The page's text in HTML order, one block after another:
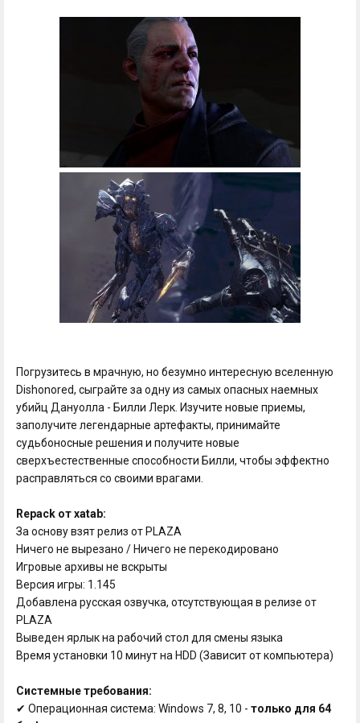
Погрузитесь в мрачную, но безумно интересную вселенную
Dishonored, сыграйте за одну из самых опасных наемных
убийц Дануолла - Билли Лерк. Изучите новые приемы,
заполучите легендарные артефакты, принимайте
судьбоносные решения и получите новые
сверхъестественные способности Билли, чтобы эффектно
расправляться со своими врагами.
Repack от xatab:
За основу взят релиз от PLAZA
Ничего не вырезано / Ничего не перекодировано
Игровые архивы не вскрыты
Версия игры: 1.145
Добавлена русская озвучка, отсутствующая в релизе от
PLAZA
Выведен ярлык на рабочий стол для смены языка
Время установки 10 минут на HDD (Зависит от компьютера)
Системные требования:
✔ Операционная система: Windows 7, 8, 10 - только для 64